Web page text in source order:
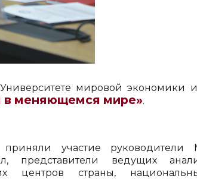
мировой экономики
в меняющемся мире».
участие руководители
представители ведущих
центров страны,